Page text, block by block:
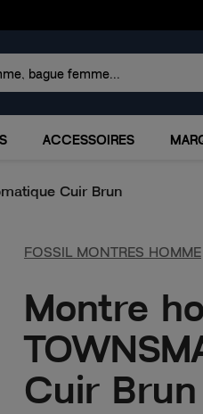
ACCESSOIRES
Cuir Brun
FOSSIL MONTRES HOMME
Montre
Cuir Brun